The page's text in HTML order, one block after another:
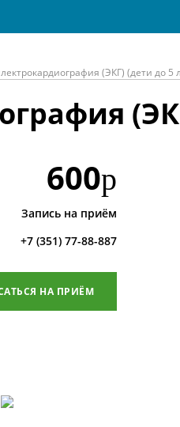
(ЭКГ) (дети до 5
600р
Запись на приём
+7 (351) 77-88-887
НА ПРИЁМ